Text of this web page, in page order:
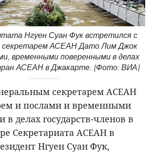
Нгуен Суан Фук встретился с
секретарем АСЕАН Дато Лим Джок
временными поверенными в делах
АСЕАН в Джакарте. (Фото: ВИА)
секретарем АСЕАН
и послами и временными
делах государств-членов в
Секретариата АСЕАН в
Нгуен Суан Фук,